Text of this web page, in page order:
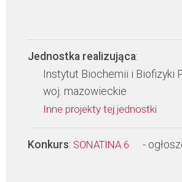
Jednostka realizująca:
Instytut Biochemii i Biofizyki
woj. mazowieckie
Inne projekty tej jednostki
Konkurs: SONATINA 6 -